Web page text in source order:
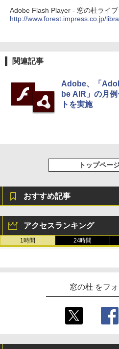
Adobe Flash Player - 窓の杜ライブ
http://www.forest.impress.co.jp/
関連記事
Adobe、「
be AIR」の月
トを実施
トップペー
おすすめ記事
アクセスランキング
1時間 24時間
窓の杜 をフ